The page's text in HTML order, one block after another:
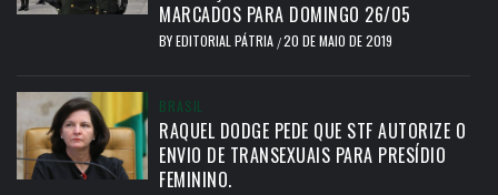
MARCADOS PARA DOMINGO 26/05
BYEDITORIAL PÁTRIA /20 DE MAIO DE 2019
BRASIL
RAQUEL DODGE PEDE QUE STF AUTORIZE O
ENVIO DE TRANSEXUAIS PARA PRESÍDIO
FEMININO.